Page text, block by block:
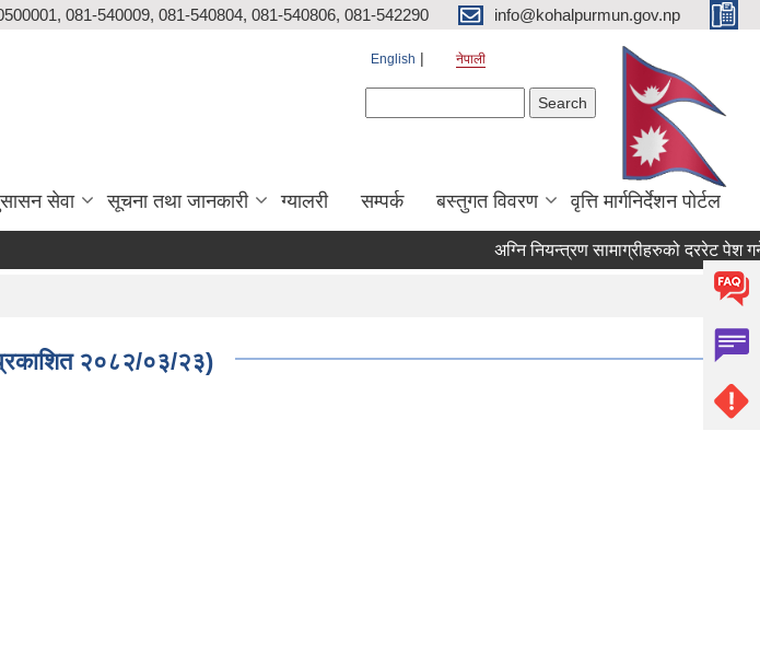
081-540009, 081-540804, 081-540806, 081-542290 info@kohalpurmun.gov.np
English नेपाली
सेवा सूचना तथा जानकारी ग्यालरी सम्पर्क बस्तुगत विवरण वृत्ति मार्गनिर्देशन पोर्टल
२०८२/०३/२३)